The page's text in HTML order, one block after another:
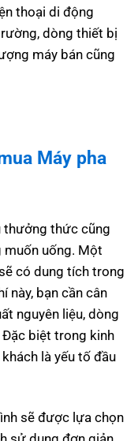
thoại di động
dòng thiết bị
máy bán cũng
Máy pha
thưởng thức cũng
muốn uống. Một
có dung tích trong
này, bạn cần cân
nguyên liệu, dòng
Đặc biệt trong kinh
là yếu tố đầu
sẽ được lựa chọn